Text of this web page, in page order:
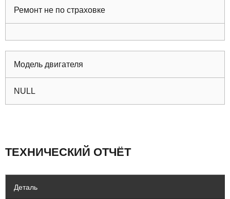
Ремонт не по страховке
Модель двигателя
NULL
ТЕХНИЧЕСКИЙ ОТЧЁТ
Деталь